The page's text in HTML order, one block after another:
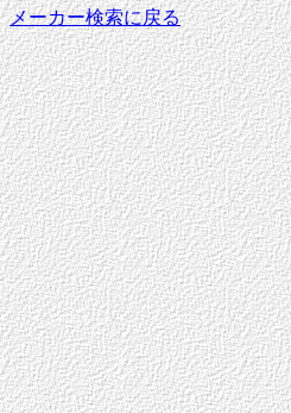
メーカー検索に戻る